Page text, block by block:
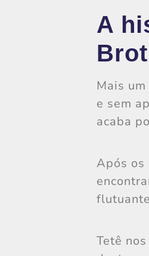
A
Mais
e sem
acaba
Após os
Tetê